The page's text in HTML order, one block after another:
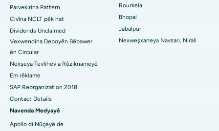
Nexweşxaneya Penceşêrê ya Jinan a Herî Baş li Başûrê Delhiyê
Parvekirina Pattern
Civîna NCLT pêk hat
Dividends Unclaimed
Vexwendina Depoyên Bêbawer
ên Circular
Nexşeya Tevlihev a Rêziknameyê
Em rêklame
SAP Reorganization 2018
Contact Details
Navenda Medyayê
Apollo di Nûçeyê de
Rourkela
Bhopal
Jabalpur
Nexweşxaneya Navsari, Nirali